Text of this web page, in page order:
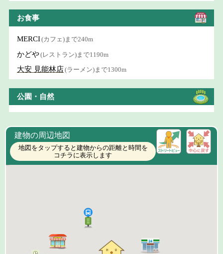
お食事
MERCI(カフェ)まで240m
かどや(レストラン)まで1190m
大安 見能林店(ラーメン)まで1300m
公園・自然
建物の周辺地図
地図をタップすると建物からの距離と時間を
コチラに表示します